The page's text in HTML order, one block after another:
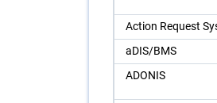
Ac­tion Re­quest
aDIS/​BMS
ADO­NIS